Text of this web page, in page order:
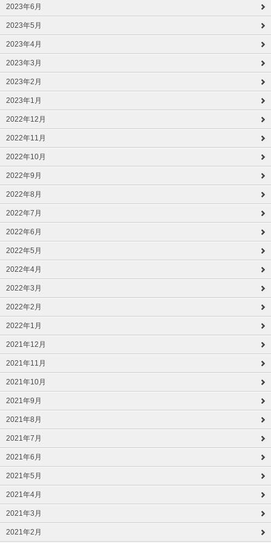
2023年6月
2023年5月
2023年4月
2023年3月
2023年2月
2023年1月
2022年12月
2022年11月
2022年10月
2022年9月
2022年8月
2022年7月
2022年6月
2022年5月
2022年4月
2022年3月
2022年2月
2022年1月
2021年12月
2021年11月
2021年10月
2021年9月
2021年8月
2021年7月
2021年6月
2021年5月
2021年4月
2021年3月
2021年2月